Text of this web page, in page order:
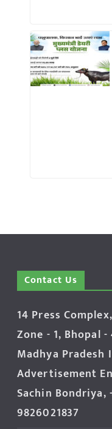
Contact Us
14 Press
Zone - 1, Bhopal -
Madhya Pradesh
Advertisement
Sachin Bondriya,
9826021837